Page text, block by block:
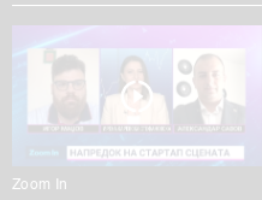
Zoom In